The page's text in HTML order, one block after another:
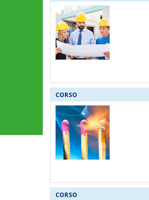
CORSO
CORSO